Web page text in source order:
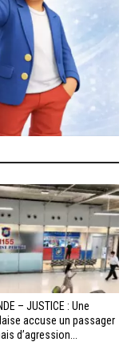
– JUSTICE : Une
accuse un passager
d’agression...